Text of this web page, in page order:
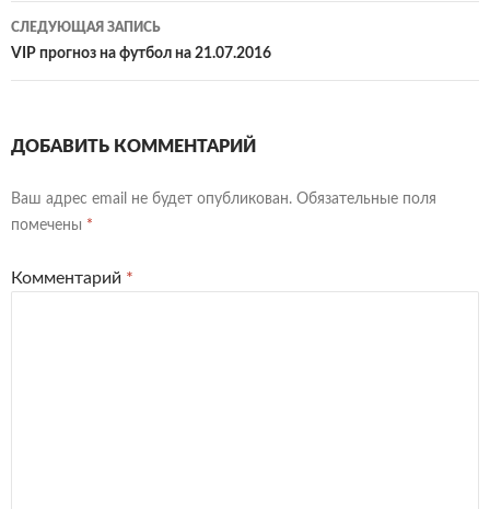
записям
СЛЕДУЮЩАЯ ЗАПИСЬ
VIP прогноз на футбол на 21.07.2016
ДОБАВИТЬ КОММЕНТАРИЙ
Ваш адрес email не будет опубликован. Обязательные поля
помечены *
Комментарий *